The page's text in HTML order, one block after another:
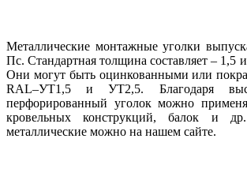
Металлические монтажные уголки
Пс. Стандартная толщина составляет – 1,5
Они могут быть оцинкованными или
RAL–УТ1,5 и УТ2,5. Благодаря
перфорированный уголок можно
кровельных конструкций, балок и
металлические можно на нашем сайте.